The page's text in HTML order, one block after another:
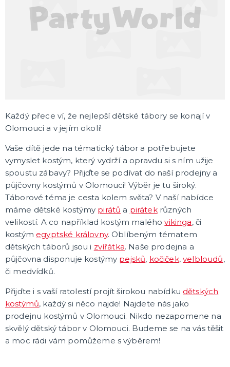
DÁRKY A ŽERTOVNÉ PŘEDMĚTY
Originální dárky
Žertovné předměty
Svatební doplňky
Svatební dekorace na stůl
Stuhy, mašle, organzy
Svatební balónky
DALŠÍ KATEGORIE
Šerpy na rozlučku
Korunky a čelenky
Balónky na rozlučku
Party nádobí
Brýle na rozlučku
Dárkové tašky
Fotokoutek
Girlandy na rozlučku
Konfety na rozlučku
Podvazky a placky s nápisem
Dekorace na rozlučku
Doplňky pro budoucí nevěstu
Doplňky pro družičky
Doplňky pro budoucího ženicha
Doplňky pro mládence
Hry na rozlučku se svobodou
DALŠÍ KATEGORIE
SPOLEČENSKÉ, STOLNÍ HRY
Deskové hry
Karetní hry
Společenské hry na párty
Společenské deskové hry pro dva hráče
DALŠÍ KATEGORIE
Každý přece ví, že nejlepší dětské tábory se konají v
Olomouci a v jejím okolí!
Vaše dítě jede na tématický tábor a potřebujete
vymyslet kostým, který vydrží a opravdu si s ním užije
spoustu zábavy? Přijďte se podívat do naší prodejny a
půjčovny kostýmů v Olomouci! Výběr je tu široký.
Táborové téma je cesta kolem světa? V naší nabídce
máme dětské kostýmy pirátů a pirátekrůzných
velikostí. A co například kostým maléhovikinga, či
kostým egyptské královny. Oblíbeným tématem
dětských táborů jsou i zvířátka. Naše prodejna a
půjčovna disponuje kostýmy pejsků, kočiček,velbloudů,
či medvídků.
Přijďte i s vaší ratolestí projít širokou nabídku dětských
kostýmů, každý si něco najde! Najdete nás jako
prodejnu kostýmů v Olomouci. Nikdo nezapomene na
skvělý dětský tábor v Olomouci. Budeme se na vás těšit
a moc rádi vám pomůžeme s výběrem!